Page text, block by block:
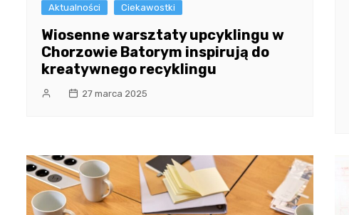
Aktualności Ciekawostki
Wiosenne warsztaty upcyklingu w
Chorzowie Batorym inspirują do
kreatywnego recyklingu
27 marca 2025